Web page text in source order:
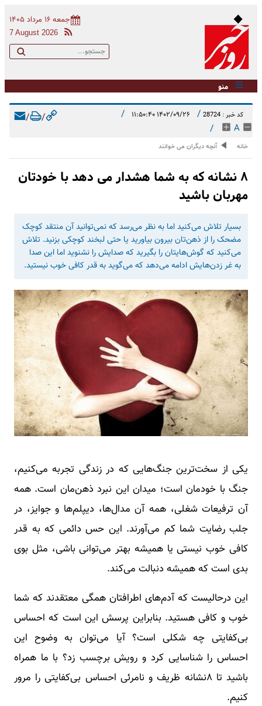
جمعه ۱۶ مرداد ۱۴۰۵
7 August 2026
منو
کد خبر : 28724 / ۱۴۰۲/۰۹/۲۶ ۱۱:۵۰:۴۰ /
A
/
/
/
خانه آنچه دیگران می خوانند
۸ نشانه که به شما هشدار می دهد با خودتان
مهربان باشید
بسیار تلاش می‌کنید اما به نظر می‌رسد که نمی‌توانید آن منتقد کوچک
مضحک را از ذهن‌تان بیرون بیاورید یا حتی لبخند کوچکی بزنید. تلاش
می‌کنید که گوش‌هایتان را بگیرید که صدایش را نشنوید اما این صدا
به غر زدن‌هایش ادامه می‌دهد که می‌گوید به قدر کافی خوب نیستید.
یکی از سخت‌ترین جنگ‌هایی که در زندگی تجربه می‌کنیم،
جنگ با خودمان است؛ میدان این نبرد ذهن‌مان است. همه
آن ترفیعات شغلی، همه آن مدال‌ها، دیپلم‌ها و جوایز، در
جلب رضایت شما کم می‌آورند. این حس دائمی که به قدر
کافی خوب نیستی یا همیشه بهتر می‌توانی باشی، مثل بوی
بدی است که همیشه دنبالت می‌کند.
این درحالیست که آدم‌های اطرافتان همگی معتقدند که شما
خوب و کافی هستید. بنابراین پرسش این است که احساس
بی‌کفایتی چه شکلی است؟ آیا می‌توان به وضوح این
احساس را شناسایی کرد و رویش برچسب زد؟ با ما همراه
باشید تا ۸نشانه ظریف و نامرئی احساس بی‌کفایتی را مرور
کنیم.